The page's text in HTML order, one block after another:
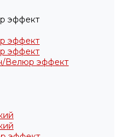
эффект
эффект
эффект
Велюр эффект